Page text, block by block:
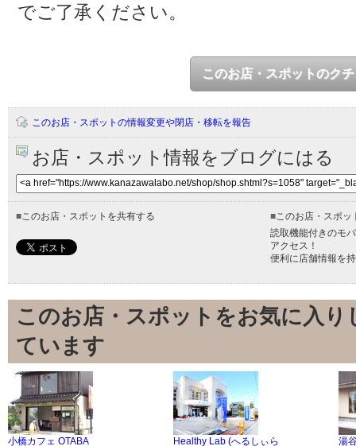
でご了承ください。
このお店・スポットのク
このお店・スポットの情報変更や閉店・移転を報告
お店・スポット情報をブログにはる
■ このお店・スポットを共有する ■ このお店・スポ
読取機能付きのモ
アクセス！
便利に店舗情報を
このお店・スポットをお気に入
ています
小橋カフェ OTABA
Healthy Lab (へるしぃら
湯